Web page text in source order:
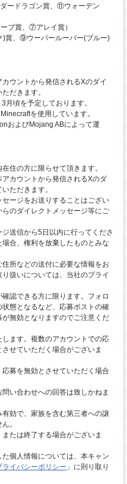
ードラゴン賞、⑪ウォーデン
ブ賞、⑦アレイ賞）
)賞、⑨ウーパールーパー(ブルー)
ウントから発信されるXのダイ
だきます。
月頃を予定しております。
を使用しています。
およびMojang ABによって運
住の方に限らせて頂きます。
アカウントから発信されるXのダ
ただきます。
ージをお送りすることはござい
のダイレクトメッセージ等にご
送信から5日以内に行ってくださ
合、権利を放棄したものとみな
所などの送付に必要な情報をお
扱いについては、当社のプライ
認できる方に限ります。フォロ
態となるなど、応募ポストの確
無効となりますのでご注意くだ
します。複数のアカウントでの応
せていただく場合がございま
応募を無効とさせていただく場合
い合わせへの回答は致しかねま
有効で、家族を含む第三者への譲
。
たは終了する場合がございま
個人情報については、本キャン
ライバシーポリシー 」に則り取り